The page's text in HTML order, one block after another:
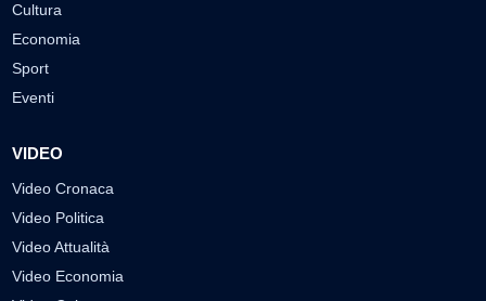
Cultura
Economia
Sport
Eventi
VIDEO
Video Cronaca
Video Politica
Video Attualità
Video Economia